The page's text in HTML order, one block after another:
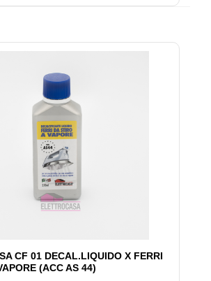
CF 01 DECAL.LIQUIDO X FERRI
(ACC AS 44)